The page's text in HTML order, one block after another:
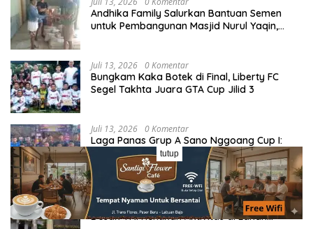
Andhika Family Salurkan Bantuan Semen
untuk Pembangunan Masjid Nurul Yaqin,
Juli 13, 2026 0 Komentar
Bungkam Kaka Botek di Final, Liberty FC
Segel Takhta Juara GTA Cup Jilid 3
Juli 13, 2026 0 Komentar
Laga Panas Grup A Sano Nggoang Cup I:
Bajo Pedia FC Tahan Imbang Viktory United
1-1, Pelatih dan Manajemen Puji Sportivitas
Tim
Juli 13, 2026 0 Komentar
Kabulkan Aduan Warga, Komnas HAM
Desak TNI Hentikan Aktivitas di Lahan
tutup